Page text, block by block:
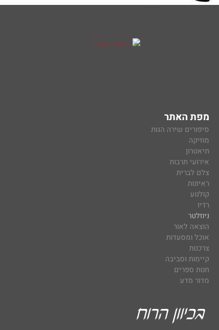
מפת האתר
סיפורים שירה הגות
מוזיקה
תיאטרון
אירועי תרבות
צלם לברית
ראיונות
קולנוע
רדיו
ניוזלטר
הוצאה לאור
אוכל ומסעדות
צרכנות
קיימות וסביבה
חנות ספרים
מדור מדע